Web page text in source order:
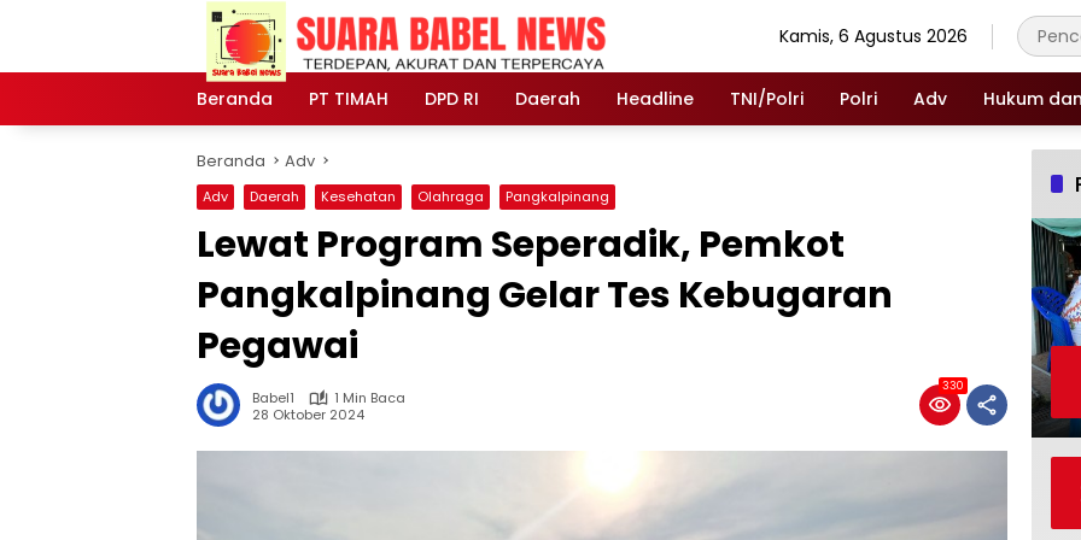
Kamis, 6 Agustus 2026
Beranda PT TIMAH DPD RI Daerah Headline TNI/Polri Polri Adv Hukum
Beranda Adv
Adv Daerah Kesehatan Olahraga Pangkalpinang
Lewat Program Seperadik, Pemkot
Pangkalpinang Gelar Tes Kebugaran
Pegawai
Babel1
1 Min Baca
28 Oktober 2024
330